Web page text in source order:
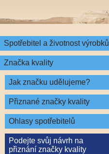
Spotřebitel a životnost výrobků
Značka kvality
Jak značku udělujeme?
Přiznané značky kvality
Ohlasy spotřebitelů
Podejte svůj návrh na
přiznání značky kvality